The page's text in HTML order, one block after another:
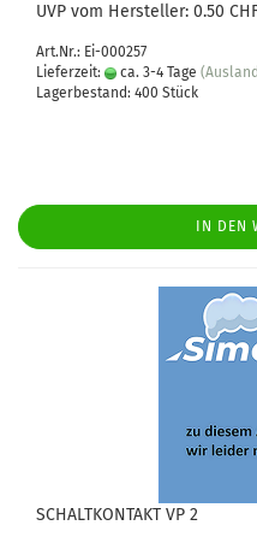
UVP vom Hersteller: 0.50
Art.Nr.: Ei-000257
Lieferzeit:
ca. 3-4 Tage
Lagerbestand: 400 Stück
IN DEN
SCHALTKONTAKT VP 2